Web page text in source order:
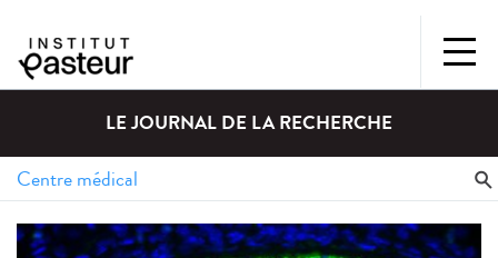
LE JOURNAL DE LA RECHERCHE